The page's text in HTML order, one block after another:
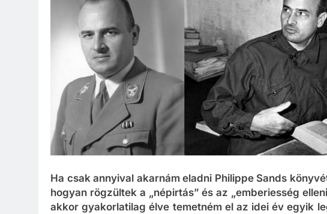
Ha csak annyival akarnám eladni Philippe Sands
hogyan rögzültek a „népirtás” és az „emberiesség
akkor gyakorlatilag élve temetném el az idei év egyik